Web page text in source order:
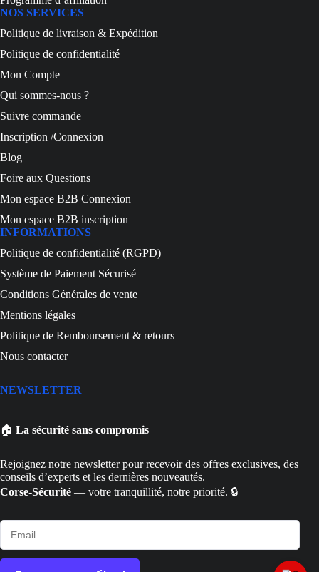
NOS SERVICES
Politique de livraison & Expédition
Politique de confidentialité
Mon Compte
Qui sommes-nous ?
Suivre commande
Inscription /Connexion
Blog
Foire aux Questions
Mon espace B2B Connexion
Mon espace B2B inscription
INFORMATIONS
Politique de confidentialité (RGPD)
Système de Paiement Sécurisé
Conditions Générales de vente
Mentions légales
Politique de Remboursement & retours
Nous contacter
NEWSLETTER
🏠 La sécurité sans compromis
Rejoignez notre newsletter pour recevoir des offres exclusives, des
conseils d’experts et les dernières nouveautés.
Corse-Sécurité — votre tranquillité, notre priorité. 🔒